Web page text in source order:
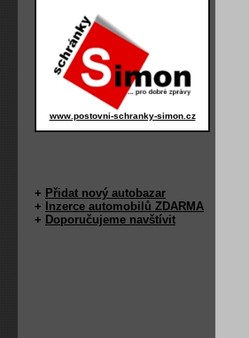
www.postovni-schranky-simon.cz
+ Přidat nový autobazar
+
Inzerce automobilů ZDARMA
+ Doporučujeme navštívit